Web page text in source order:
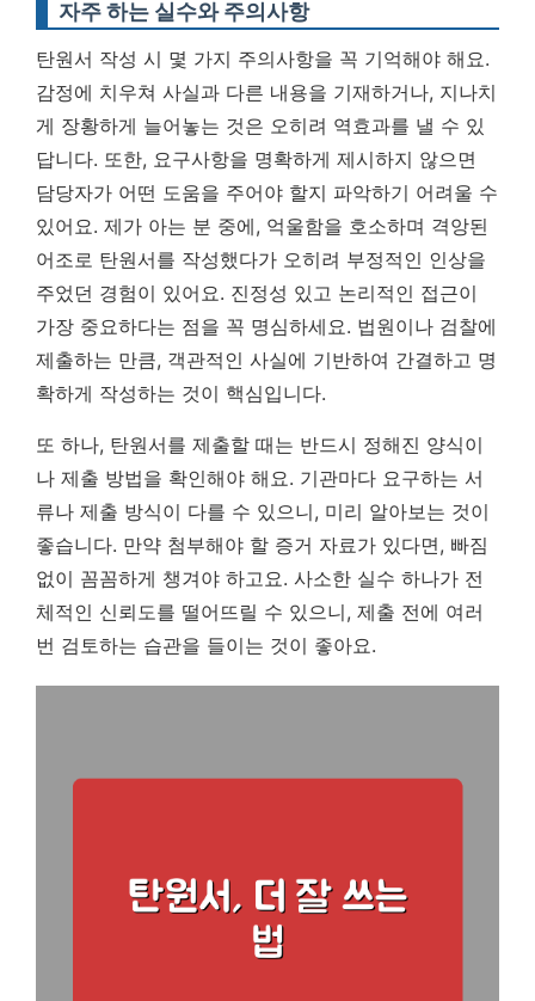
자주 하는 실수와 주의사항
탄원서 작성 시 몇 가지 주의사항을 꼭 기억해야 해요.
감정에 치우쳐 사실과 다른 내용을 기재하거나, 지나치
게 장황하게 늘어놓는 것은 오히려 역효과를 낼 수 있
답니다. 또한, 요구사항을 명확하게 제시하지 않으면
담당자가 어떤 도움을 주어야 할지 파악하기 어려울 수
있어요. 제가 아는 분 중에, 억울함을 호소하며 격앙된
어조로 탄원서를 작성했다가 오히려 부정적인 인상을
주었던 경험이 있어요. 진정성 있고 논리적인 접근이
가장 중요하다는 점을 꼭 명심하세요. 법원이나 검찰에
제출하는 만큼, 객관적인 사실에 기반하여 간결하고 명
확하게 작성하는 것이 핵심입니다.
또 하나, 탄원서를 제출할 때는 반드시 정해진 양식이
나 제출 방법을 확인해야 해요. 기관마다 요구하는 서
류나 제출 방식이 다를 수 있으니, 미리 알아보는 것이
좋습니다. 만약 첨부해야 할 증거 자료가 있다면, 빠짐
없이 꼼꼼하게 챙겨야 하고요. 사소한 실수 하나가 전
체적인 신뢰도를 떨어뜨릴 수 있으니, 제출 전에 여러
번 검토하는 습관을 들이는 것이 좋아요.